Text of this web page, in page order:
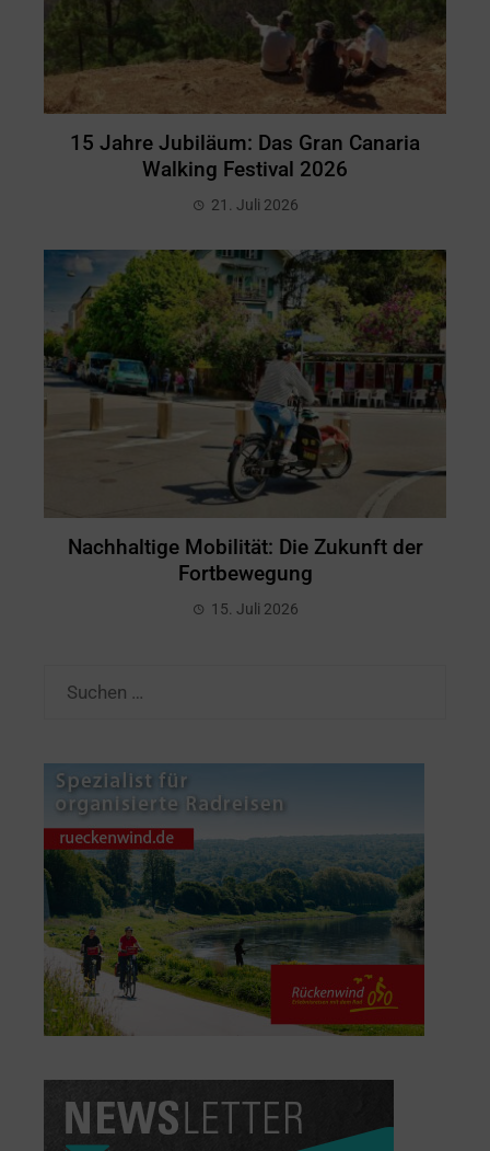
15 Jahre Jubiläum: Das Gran Canaria
Walking Festival 2026
21. Juli 2026
Nachhaltige Mobilität: Die Zukunft der
Fortbewegung
15. Juli 2026